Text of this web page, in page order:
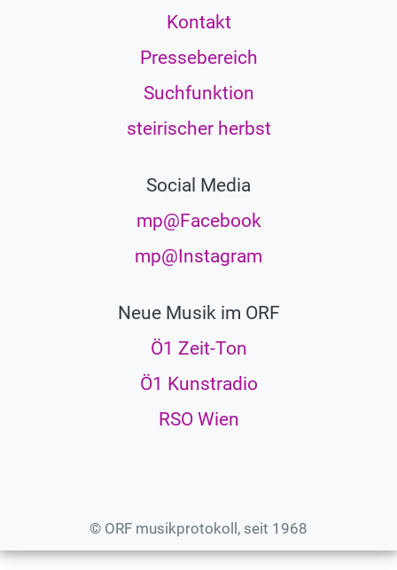
Kontakt
Pressebereich
Suchfunktion
steirischer herbst
Social Media
mp@Facebook
mp@Instagram
Neue Musik im ORF
Ö1 Zeit-Ton
Ö1 Kunstradio
RSO Wien
© ORF musikprotokoll, seit 1968